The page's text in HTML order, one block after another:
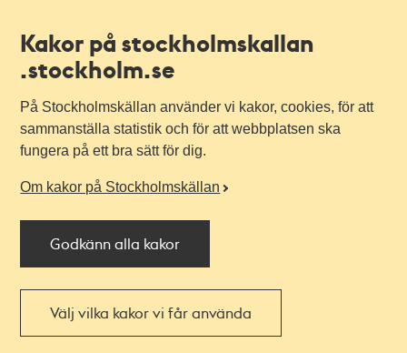
Kakor på stockholmskallan
.stockholm.se
På Stockholmskällan använder vi kakor, cookies, för att
sammanställa statistik och för att webbplatsen ska
fungera på ett bra sätt för dig.
Om kakor på Stockholmskällan
Godkänn alla kakor
Välj vilka kakor vi får använda